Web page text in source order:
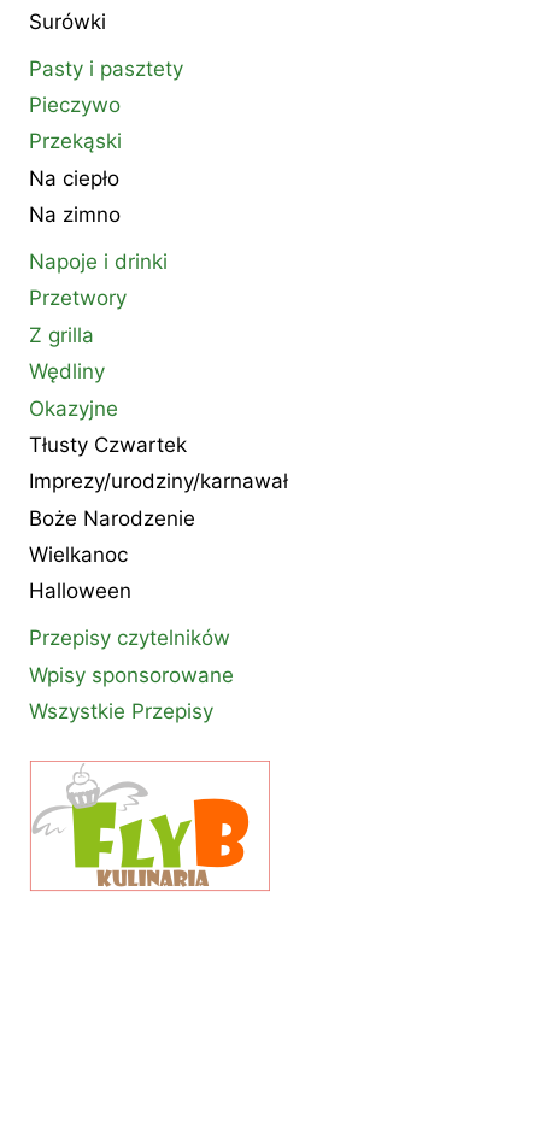
Surówki
Pasty i pasztety
Pieczywo
Przekąski
Na ciepło
Na zimno
Napoje i drinki
Przetwory
Z grilla
Wędliny
Okazyjne
Tłusty Czwartek
Imprezy/urodziny/karnawał
Boże Narodzenie
Wielkanoc
Halloween
Przepisy czytelników
Wpisy sponsorowane
Wszystkie Przepisy